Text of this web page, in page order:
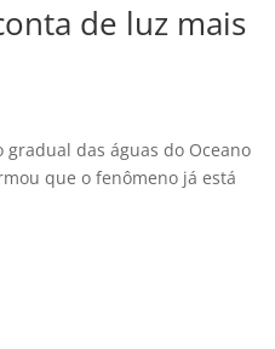
de luz mais
das águas do Oceano
que o fenômeno já está